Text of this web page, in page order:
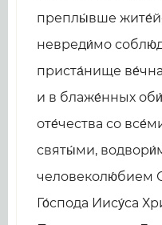
преплы́вше
невреди́мо
приста́нище
и в блаже́нных
оте́чества со
святы́ми,
человеколю́бием
Го́спода Иису́са